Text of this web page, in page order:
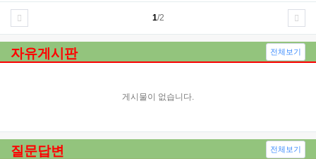
1/2
자유게시판
게시물이 없습니다.
전체보기
질문답변 전체보기